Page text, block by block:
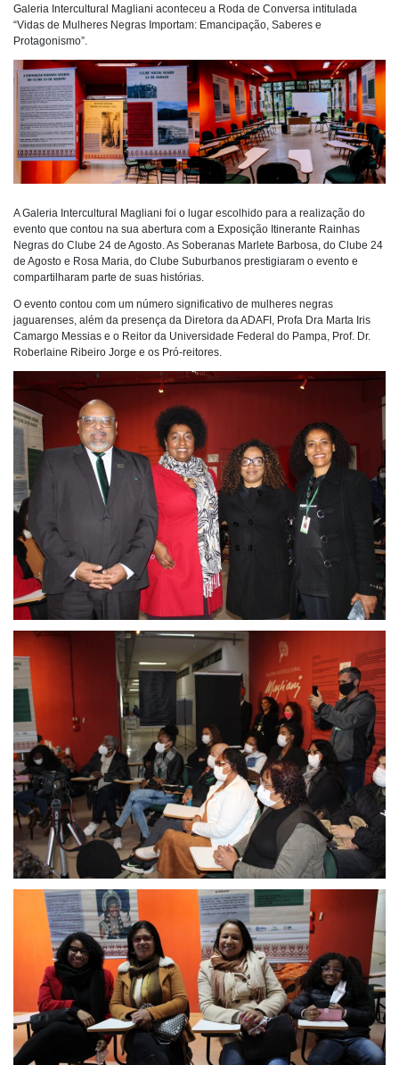
Galeria Intercultural Magliani aconteceu a Roda de Conversa intitulada
“Vidas de Mulheres Negras Importam: Emancipação, Saberes e
Protagonismo”.
A Galeria Intercultural Magliani foi o lugar escolhido para a realização do
evento que contou na sua abertura com a Exposição Itinerante Rainhas
Negras do Clube 24 de Agosto. As Soberanas Marlete Barbosa, do Clube 24
de Agosto e Rosa Maria, do Clube Suburbanos prestigiaram o evento e
compartilharam parte de suas histórias.
O evento contou com um número significativo de mulheres negras
jaguarenses, além da presença da Diretora da ADAFI, Profa Dra Marta Iris
Camargo Messias e o Reitor da Universidade Federal do Pampa, Prof. Dr.
Roberlaine Ribeiro Jorge e os Pró-reitores.